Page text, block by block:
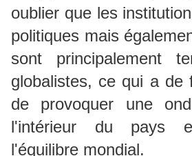
oublier que les
politiques mais
sont principalement
globalistes, ce qui a de
de provoquer une
l'intérieur du pays
l'équilibre mondial.